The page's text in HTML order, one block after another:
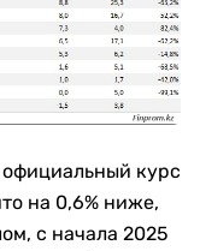
курс
на 0,6% ниже,
с начала 2025